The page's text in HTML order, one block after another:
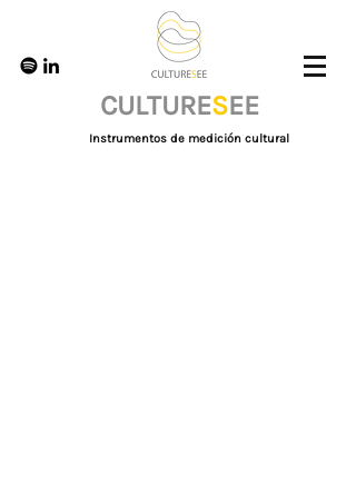
CULTURESEE
Instrumentos de medición cultural